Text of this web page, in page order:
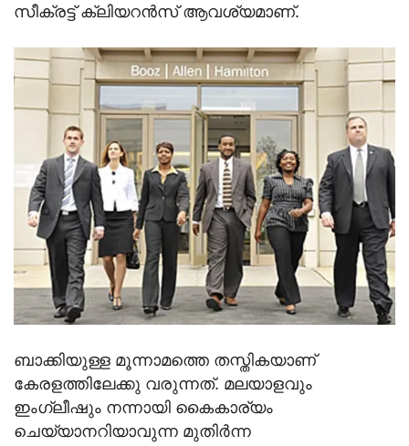
സീക്രട്ട് ക്ലിയറന്‍സ് ആവശ്യമാണ്.
ബാക്കിയുള്ള മൂന്നാമത്തെ തസ്തികയാണ്
കേരളത്തിലേക്കു വരുന്നത്. മലയാളവും
ഇംഗ്ലീഷും നന്നായി കൈകാര്യം
ചെയ്യാനറിയാവുന്ന മുതിര്‍ന്ന